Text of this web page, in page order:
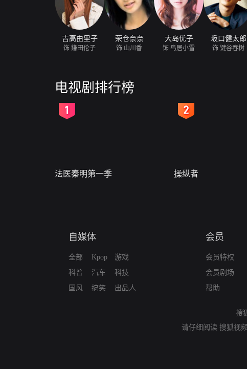
吉高由里子
饰 鎌田伦子
荣仓奈奈
饰 山川香
大岛优子
饰 鸟居小雪
坂口健太郎
饰 键谷春树
电视剧排行榜
法医秦明第一季 操纵者
自媒体
全部
科普
国风
Kpop
汽车
搞笑
游戏
科技
出品人
会员
会员特权
会员剧场
帮助
搜
请仔细阅读 搜狐视